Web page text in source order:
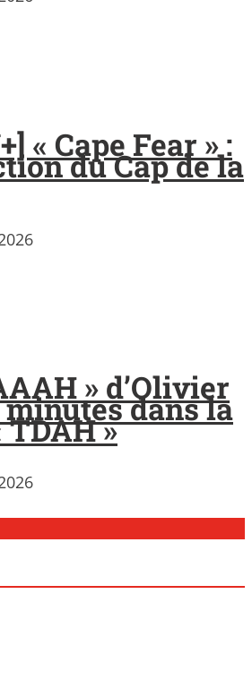
« Cape Fear » :
du Cap de la
» d’Olivier
minutes dans la
TDAH »